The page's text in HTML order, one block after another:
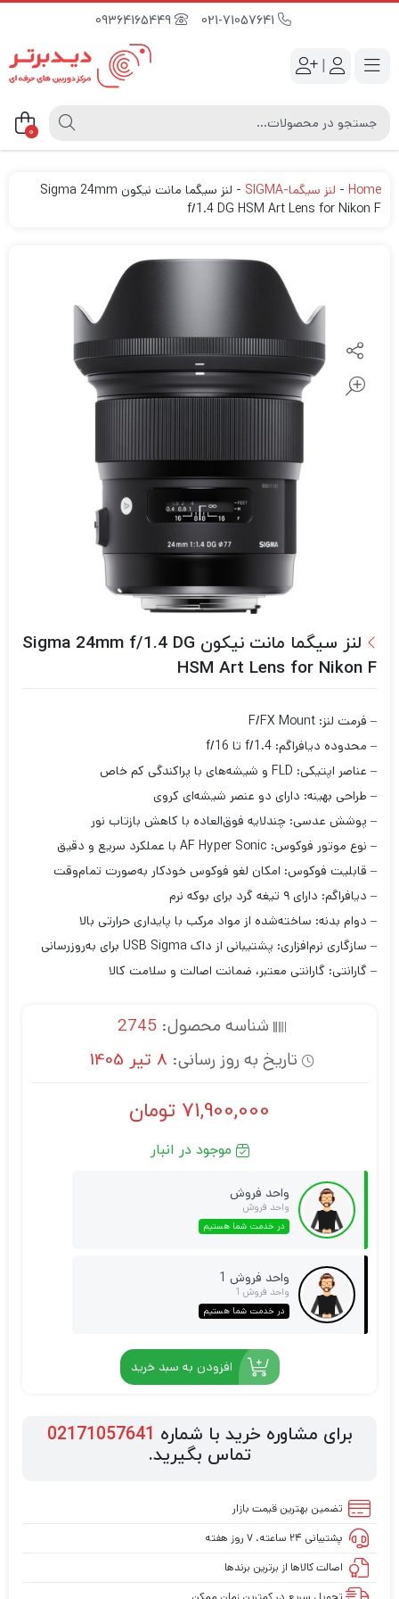
09364165449
|
0
Home
- لنز سیگما-SIGMA -
لنز سیگما مانت نیکون Sigma 24mm
f/1.4 DG HSM Art Lens for Nikon F
لنز سیگما مانت نیکون Sigma 24mm f/1.4 DG
HSM Art Lens for Nikon F
– فرمت لنز: F/FX Mount
– محدوده دیافراگم: f/1.4 تا f/16
– عناصر اپتیکی: FLD و شیشه‌های با پراکندگی کم خاص
– طراحی بهینه: دارای دو عنصر شیشه‌ای کروی
– پوشش عدسی: چندلایه فوق‌العاده با کاهش بازتاب نور
– نوع موتور فوکوس: AF Hyper Sonic با عملکرد سریع و دقیق
– قابلیت فوکوس: امکان لغو فوکوس خودکار به‌صورت تمام‌وقت
– دیافراگم: دارای ۹ تیغه گرد برای بوکه نرم
– دوام بدنه: ساخته‌شده از مواد مرکب با پایداری حرارتی بالا
– سازگاری نرم‌افزاری: پشتیبانی از داک USB Sigma برای به‌روزرسانی
– گارانتی: گارانتی معتبر، ضمانت اصالت و سلامت کالا
شناسه محصول: 2745
تاریخ به روز رسانی: 8 تیر 1405
71,900,000 تومان
موجود در انبار
واحد فروش
واحد فروش
در خدمت شما هستیم
واحد فروش 1
واحد فروش 1
در خدمت شما هستیم
افزودن به سبد خرید
برای مشاوره خرید با شماره 02171057641
تماس بگیرید.
تضمین بهترین قیمت بازار
پشتیبانی ۲۴ ساعته، ۷ روز هفته
اصالت کالاها از برترین برندها